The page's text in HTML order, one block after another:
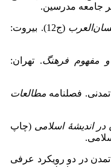
جامعه مدرسین.
العرب
(ج12). بیروت:
و مفهوم فرهنگ. تهران:
مطالعات
در اندیشۀ اسلامی (چاپ
شاخص‌های تمدن در دو رویکرد عرفی